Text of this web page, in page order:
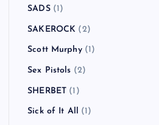
SADS(1)
SAKEROCK (2)
Scott Murphy(1)
Sex Pistols (2)
SHERBET (1)
Sick of It All (1)